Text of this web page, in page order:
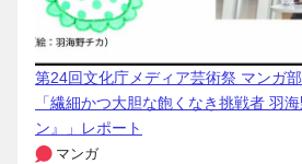
第24回文化庁メディア芸術祭 マンガ
「繊細かつ大胆な飽くなき挑戦者 羽
ン』」レポート
マンガ